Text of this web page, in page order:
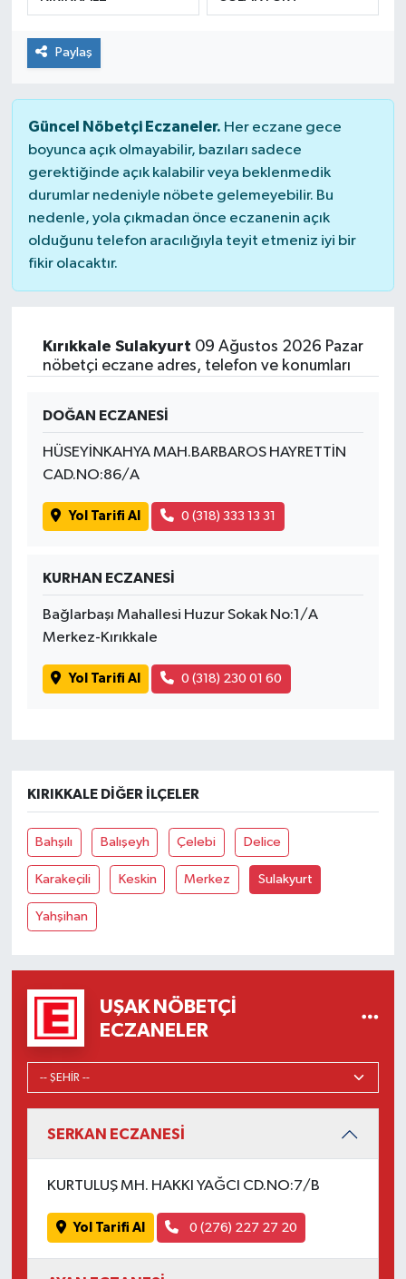
Paylaş
Güncel Nöbetçi Eczaneler. Her eczane gece
boyunca açık olmayabilir, bazıları sadece
gerektiğinde açık kalabilir veya beklenmedik
durumlar nedeniyle nöbete gelemeyebilir. Bu
nedenle, yola çıkmadan önce eczanenin açık
olduğunu telefon aracılığıyla teyit etmeniz iyi bir
fikir olacaktır.
Kırıkkale Sulakyurt 09 Ağustos 2026 Pazar
nöbetçi eczane adres, telefon ve konumları
DOĞAN ECZANESİ
HÜSEYİNKAHYA MAH.BARBAROS HAYRETTİN
CAD.NO:86/A
Yol Tarifi Al 0 (318) 333 13 31
KURHAN ECZANESİ
Bağlarbaşı Mahallesi Huzur Sokak No:1/A
Merkez-Kırıkkale
Yol Tarifi Al 0 (318) 230 01 60
KIRIKKALE DIĞER İLÇELER
Bahşılı Balışeyh Çelebi Delice
Karakeçili Keskin Merkez Sulakyurt
Yahşihan
UŞAK NÖBETÇI
ECZANELER
SERKAN ECZANESİ
KURTULUŞ MH. HAKKI YAĞCI CD.NO:7/B
Yol Tarifi Al 0 (276) 227 27 20
HABERDE İNSAN
BİLİM VE TEKNOLOJİ
KAMPANYALAR
KÜLTÜR-SANAT
ÖZEL HABER
SİYASET
VEFATLAR
Yerel